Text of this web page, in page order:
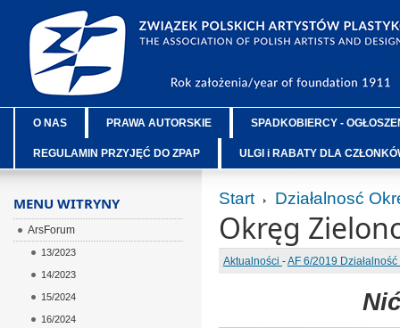
O NAS PRAWA AUTORSKIE SPADKOBIERCY -
REGULAMIN PRZYJĘĆ DO ZPAP ULGI i RABATY DLA
Start Działalnosć
Okręg
Aktualności -AF 6/2019
MENU WITRYNY
ArsForum
13/2023
14/2023
15/2024
16/2024